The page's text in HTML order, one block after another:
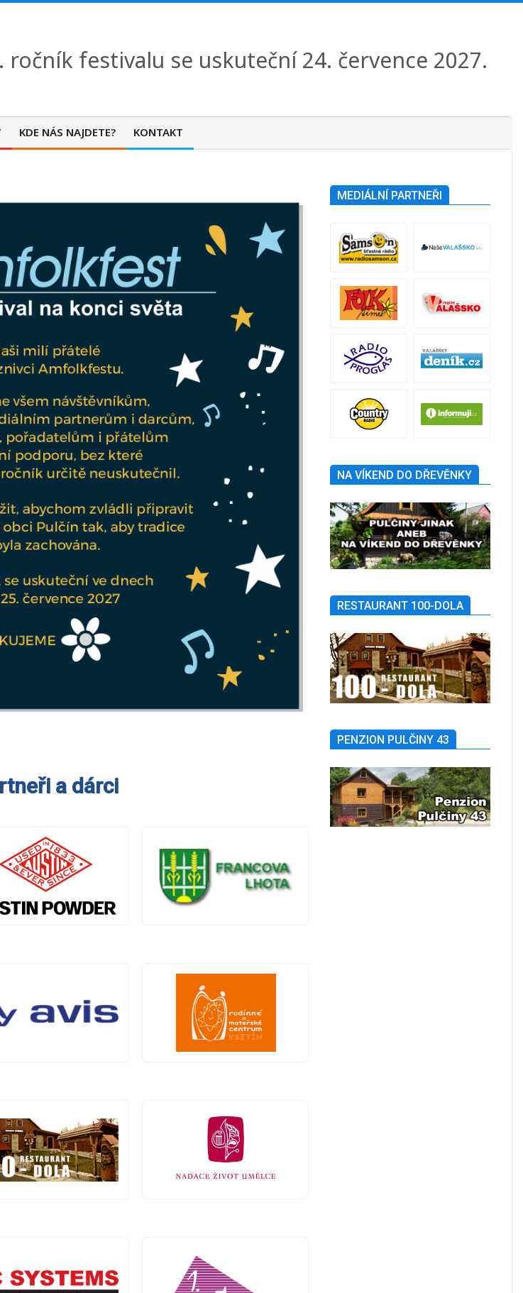
ročník festivalu se uskuteční 24. července 2027.
KDE NÁS NAJDETE? KONTAKT
a dárci
MEDIÁLNÍ PARTNEŘI
NA VÍKEND DO DŘEVĚNKY
RESTAURANT 100-DOLA
PENZION PULČINY 43